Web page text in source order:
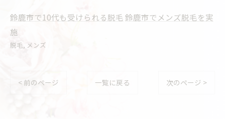
鈴鹿市で10代も受けられる脱毛鈴鹿市でメンズ脱毛を実
施
脱毛 メンズ
< 前のページ 一覧に戻る 次のページ >